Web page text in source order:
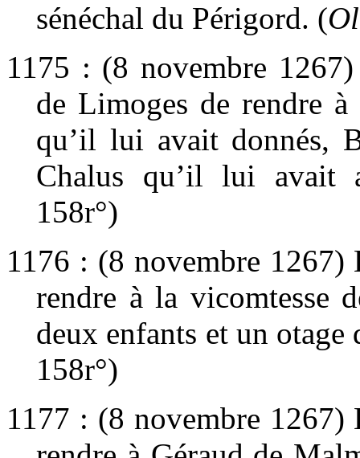
sénéchal du Périgord. (
1175 : (8 novembre
de Limoges de rendre
qu’il lui avait donnés,
Chalus qu’il lui avait
158r°)
1176 : (8 novembre 1267)
rendre à la vicomtesse
deux enfants et un
158r°)
1177 : (8 novembre 1267)